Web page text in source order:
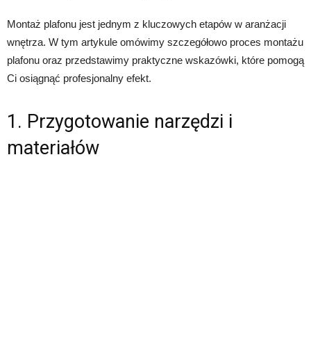
Montaż plafonu jest jednym z kluczowych etapów w aranżacji
wnętrza. W tym artykule omówimy szczegółowo proces montażu
plafonu oraz przedstawimy praktyczne wskazówki, które pomogą
Ci osiągnąć profesjonalny efekt.
1. Przygotowanie narzędzi i
materiałów